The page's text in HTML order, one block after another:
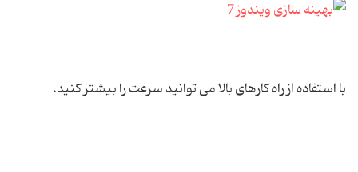
با استفاده از راه كارهای بالا می توانید سرعت را بیشتر كنید.